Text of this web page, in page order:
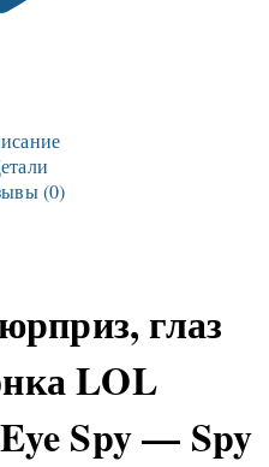
(0)
глаз
LOL
Spy — Spy